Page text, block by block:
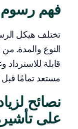
فهم رسوم
تختلف هيكل
النوع والمدة.
قابلة للاسترداد
مستعد تمامًا قبل
نصائح
على